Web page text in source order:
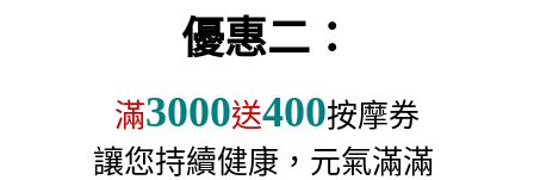
優惠二：
滿3000送400按摩券
讓您持續健康，元氣滿滿